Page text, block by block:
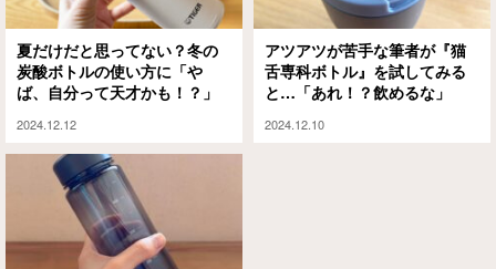
夏だけだと思ってない？冬の
炭酸ボトルの使い方に「や
ば、自分って天才かも！？」
2024.12.12
アツアツが苦手な筆者が『猫
舌専科ボトル』を試してみる
と…「あれ！？飲めるな」
2024.12.10